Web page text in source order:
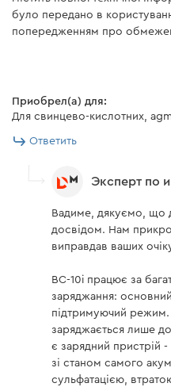
Подключите к
(идут в
Автоматический
Данное зарядное
полностью
процесс зарядки и
аккумуляторов
других
було передано в
попередженням про
Приобрел(а) для:
Для свинцево-кислотних,
Ответить
Эксперт по
Вадиме, дякуємо, що
досвідом. Нам
виправдав ваших
BC-10i працює за
заряджання:
підтримуючий
заряджається лише
є зарядний пристрій
зі станом самого
сульфатацією,